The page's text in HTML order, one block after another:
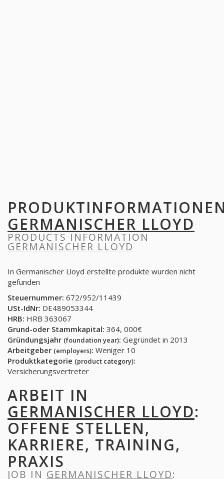
GERMANISCHER LLOYD
PRODUCTS INFORMATION
GERMANISCHER LLOYD
In Germanischer Lloyd erstellte produkte wurden nicht
gefunden
Steuernummer: 672/952/11439
USt-IdNr: DE489053344
HRB: HRB 363067
Grund-oder Stammkapital: 364, 000€
Gründungsjahr (foundation year): Gegründet in 2013
Arbeitgeber (employers): Weniger 10
Produktkategorie (product category):
Versicherungsvertreter
ARBEIT IN
GERMANISCHER LLOYD:
OFFENE STELLEN,
KARRIERE, TRAINING,
PRAXIS
JOB IN GERMANISCHER LLOYD: